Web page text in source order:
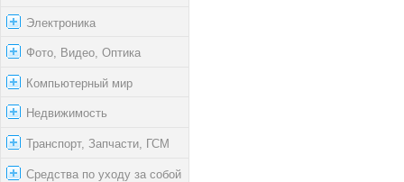
Электроника
Фото, Видео, Оптика
Компьютерный мир
Недвижимость
Транспорт, Запчасти, ГСМ
Средства по уходу за собой